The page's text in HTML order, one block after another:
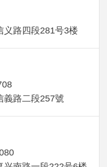
义路四段281号3楼
義路二段257號